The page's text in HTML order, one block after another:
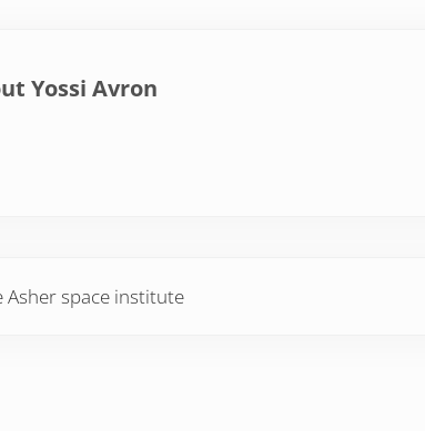
Yossi Avron
space institute